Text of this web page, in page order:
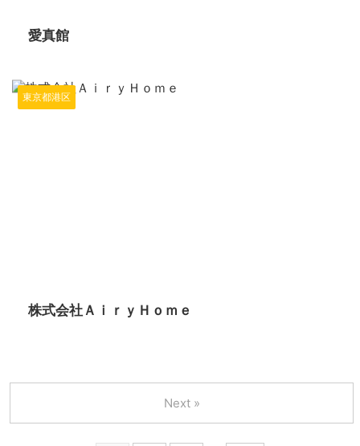
愛真館
東京都港区
株式会社ＡｉｒｙＨｏｍｅ
Next »